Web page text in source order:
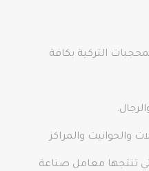
التركية بكافة
والحوانيت والمراكز
تنتجها معامل صناعة